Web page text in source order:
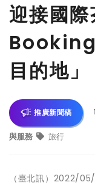
迎接國際
目的地」
推廣新聞稿
與服務 旅行
（臺北訊）2022/